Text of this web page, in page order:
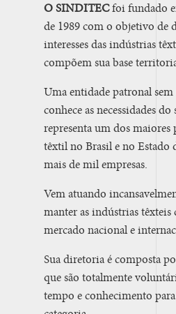
O SINDITECfoi fundado
de 1989 com o objetivo de
interesses das indústrias
compõem sua base
Uma entidade patronal
conhece as necessidades do
representa um dos
têxtil no Brasil e no Estado
mais de mil empresas.
Vem atuando
manter as indústrias
mercado nacional e
Sua diretoria é composta
que são totalmente
tempo e conhecimento